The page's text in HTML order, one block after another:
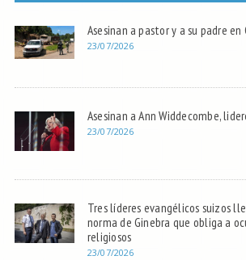
Asesinan a pastor y a su padre en
23/07/2026
Asesinan a Ann Widdecombe,
23/07/2026
Tres líderes evangélicos suizos
norma de Ginebra que obliga a
religiosos
23/07/2026